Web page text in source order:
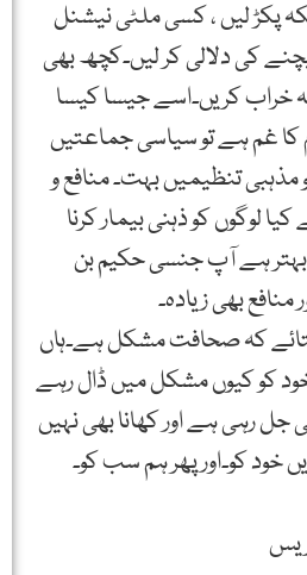
پکڑ لیں ، کسی ملٹی نیشنل
کی دلالی کر لیں۔کچھ بھی
نہ خراب کریں۔اسے جیسا کیسا
کا غم ہے تو سیاسی جماعتیں
تنظیمیں بہت۔ منافع و
لوگوں کو ذہنی بیمار کرنا
ہے آپ جنسی حکیم بن
بھی زیادہ۔
کہ صحافت مشکل ہے۔ہاں
کو کیوں مشکل میں ڈال رہے
جل رہی ہے اور کھانا بھی نہیں
خود کو۔اور پھر ہم سب کو۔